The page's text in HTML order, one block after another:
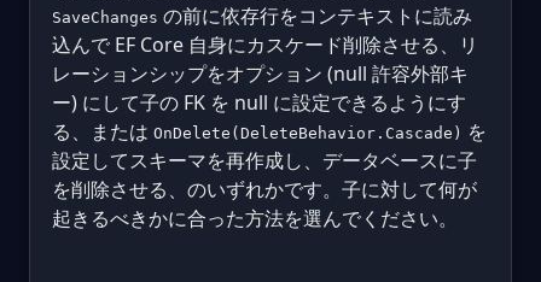
SaveChanges の前に依存行をコンテキストに読み
込んで EF Core 自身にカスケード削除させる、リ
レーションシップをオプション (null 許容外部キ
ー) にして子の FK を null に設定できるようにす
る、または OnDelete(DeleteBehavior.Cascade) を
設定してスキーマを再作成し、データベースに子
を削除させる、のいずれかです。子に対して何が
起きるべきかに合った方法を選んでください。